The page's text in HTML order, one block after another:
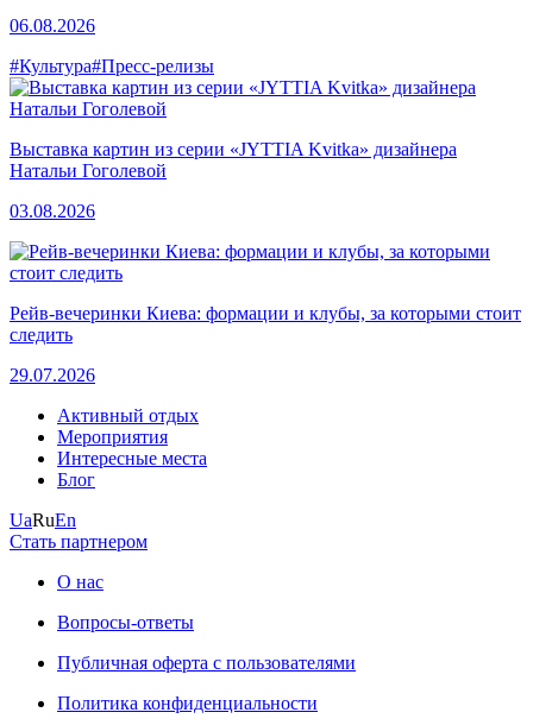
06.08.2026
#Культура#Пресс-релизы
Выставка картин из серии «JYTTIA Kvitka» дизайнера
Натальи Гоголевой
03.08.2026
Рейв-вечеринки Киева: формации и клубы, за которыми стоит
следить
29.07.2026
Активный отдых
Мероприятия
Интересные места
Блог
UaRuEn
Стать партнером
О нас
Вопросы-ответы
Публичная оферта с пользователями
Политика конфиденциальности